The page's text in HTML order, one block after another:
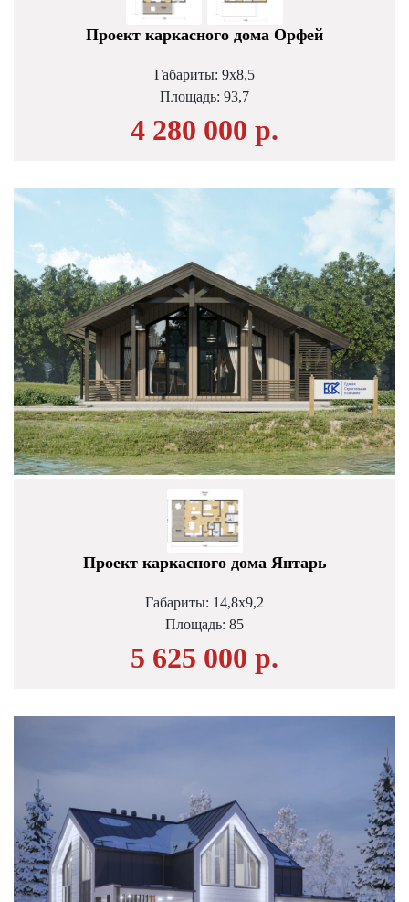
Проект каркасного дома Орфей
Габариты: 9х8,5
Площадь: 93,7
4 280 000 р.
Проект каркасного дома Янтарь
Габариты: 14,8х9,2
Площадь: 85
5 625 000 р.